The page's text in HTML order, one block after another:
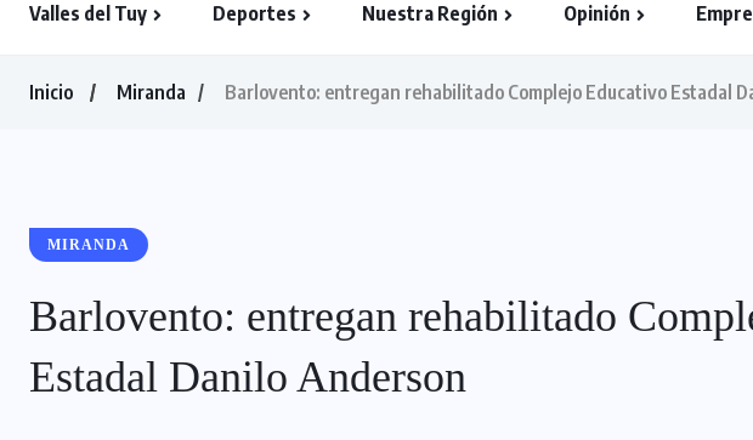
Valles del Tuy Deportes Nuestra Región Opinión
Inicio Miranda Barlovento: entregan rehabilitado Complejo Educativo Estadal
MIRANDA
Barlovento: entregan rehabilitado
Estadal Danilo Anderson